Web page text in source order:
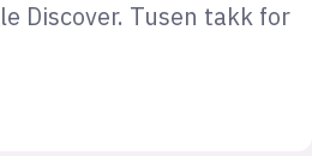
Discover. Tusen takk for